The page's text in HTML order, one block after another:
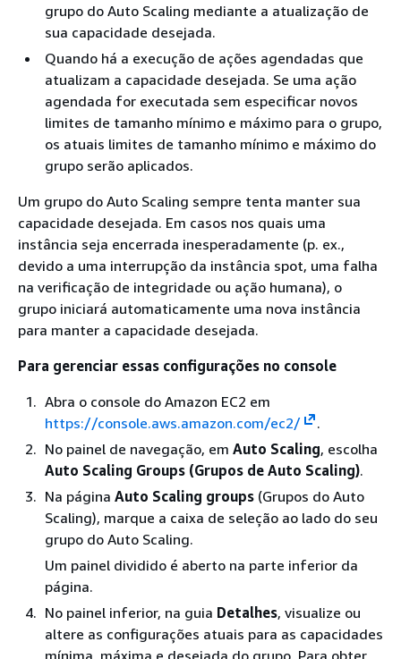
grupo do Auto Scaling mediante a atualização de
sua capacidade desejada.
Quando há a execução de ações agendadas que
atualizam a capacidade desejada. Se uma ação
agendada for executada sem especificar novos
limites de tamanho mínimo e máximo para o grupo,
os atuais limites de tamanho mínimo e máximo do
grupo serão aplicados.
Um grupo do Auto Scaling sempre tenta manter sua
capacidade desejada. Em casos nos quais uma
instância seja encerrada inesperadamente (p. ex.,
devido a uma interrupção da instância spot, uma falha
na verificação de integridade ou ação humana), o
grupo iniciará automaticamente uma nova instância
para manter a capacidade desejada.
Para gerenciar essas configurações no console
Abra o console do Amazon EC2 em
https://console.aws.amazon.com/ec2/
.
No painel de navegação, em Auto Scaling, escolha
Auto Scaling Groups (Grupos de Auto Scaling).
Na página Auto Scaling groups (Grupos do Auto
Scaling), marque a caixa de seleção ao lado do seu
grupo do Auto Scaling.
Um painel dividido é aberto na parte inferior da
página.
No painel inferior, na guia Detalhes, visualize ou
altere as configurações atuais para as capacidades
mínima, máxima e desejada do grupo. Para obter